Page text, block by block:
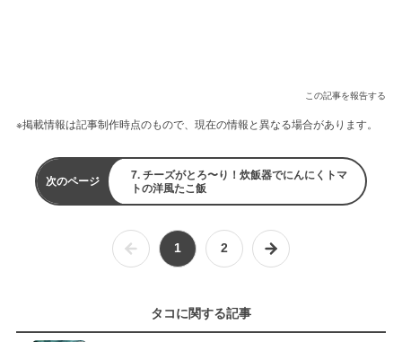
この記事を報告する
※掲載情報は記事制作時点のもので、現在の情報と異なる場合があります。
次のページ
7. チーズがとろ〜り！炊飯器でにんにくトマ
トの洋風たこ飯
1 2
タコに関する記事